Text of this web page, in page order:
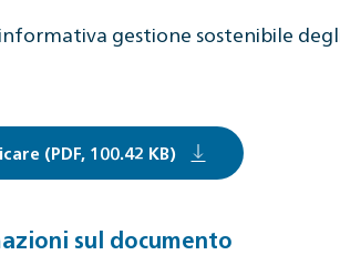
gestione sostenibile
(PDF, 100.42 KB)
sul documento